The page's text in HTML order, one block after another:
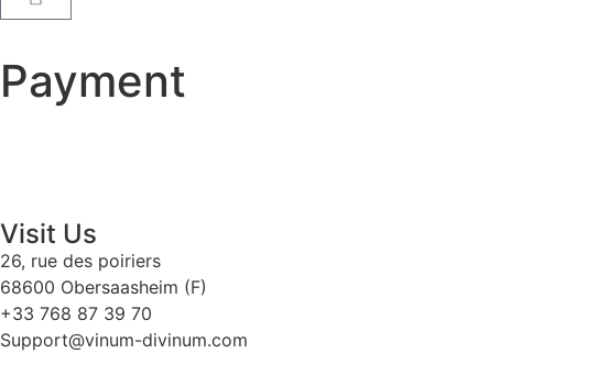
Payment
Visit Us
26, rue des poiriers
68600 Obersaasheim (F)
+33 768 87 39 70
Support@vinum-divinum.com